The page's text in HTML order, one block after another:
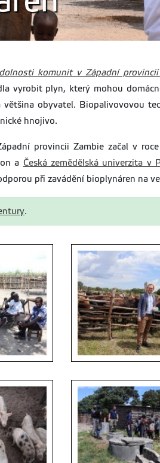
komunit v Západní provincii
vyrobit plyn, který mohou
obyvatel. Biopalivovovou
hnojivo.
provincii Zambie začal v
a Česká zemědělská univerzita v
při zavádění bioplynáren na
.